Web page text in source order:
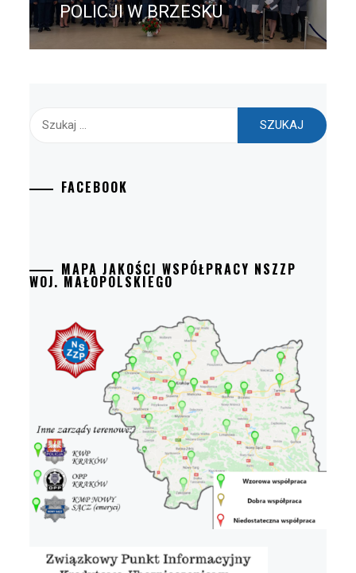
POLICJI W BRZESKU
FACEBOOK
MAPA JAKOŚCI WSPÓŁPRACY NSZZP
WOJ. MAŁOPOLSKIEGO